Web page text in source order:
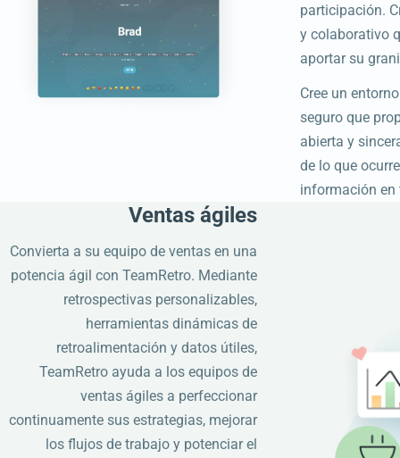
participación.
y colaborativo
aportar su
Cree un
seguro que
abierta y
de lo que
información en
Ventas ágiles
Convierta a su equipo de ventas en una
potencia ágil con TeamRetro. Mediante
retrospectivas personalizables,
herramientas dinámicas de
retroalimentación y datos útiles,
TeamRetro ayuda a los equipos de
ventas ágiles a perfeccionar
continuamente sus estrategias, mejorar
los flujos de trabajo y potenciar el